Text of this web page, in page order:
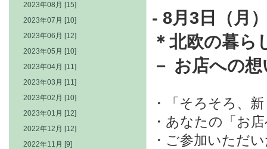
- 8月3日（月
＊ 北欧の暮ら
－ お店への
・「そろそろ、
・あなたの「お
・ご参加いただ
2023年08月 [15]
2023年07月 [10]
2023年06月 [12]
2023年05月 [10]
2023年04月 [11]
2023年03月 [11]
2023年02月 [10]
2023年01月 [12]
2022年12月 [12]
2022年11月 [9]